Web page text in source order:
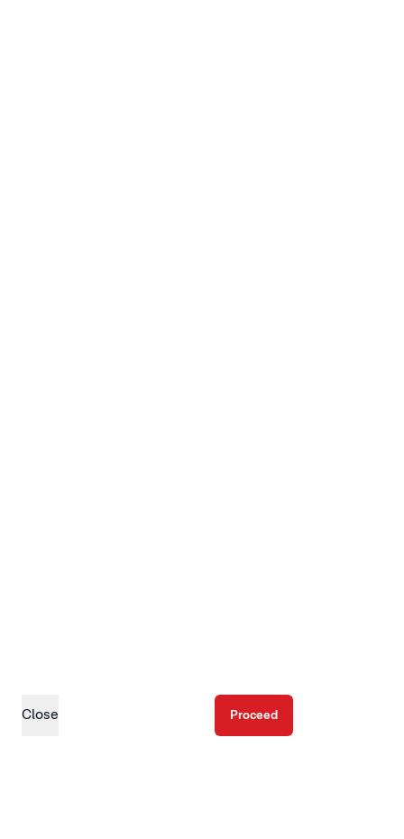
Close Proceed